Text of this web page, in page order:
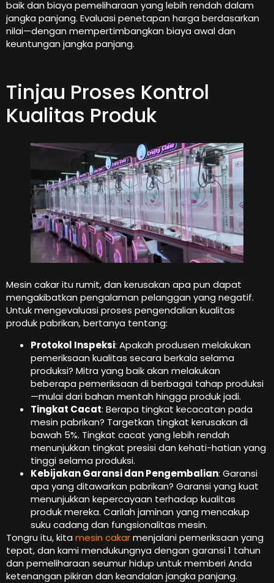
baik dan biaya pemeliharaan yang lebih rendah dalam
jangka panjang. Evaluasi penetapan harga berdasarkan
nilai—dengan mempertimbangkan biaya awal dan
keuntungan jangka panjang.
Tinjau Proses Kontrol
Kualitas Produk
Mesin cakar itu rumit, dan kerusakan apa pun dapat
mengakibatkan pengalaman pelanggan yang negatif.
Untuk mengevaluasi proses pengendalian kualitas
produk pabrikan, bertanya tentang:
Protokol Inspeksi: Apakah produsen melakukan
pemeriksaan kualitas secara berkala selama
produksi? Mitra yang baik akan melakukan
beberapa pemeriksaan di berbagai tahap produksi
—mulai dari bahan mentah hingga produk jadi.
Tingkat Cacat: Berapa tingkat kecacatan pada
mesin pabrikan? Targetkan tingkat kerusakan di
bawah 5%. Tingkat cacat yang lebih rendah
menunjukkan tingkat presisi dan kehati-hatian yang
tinggi selama produksi.
Kebijakan Garansi dan Pengembalian: Garansi
apa yang ditawarkan pabrikan? Garansi yang kuat
menunjukkan kepercayaan terhadap kualitas
produk mereka. Carilah jaminan yang mencakup
suku cadang dan fungsionalitas mesin.
Tongru itu, kita mesin cakarmenjalani pemeriksaan yang
tepat, dan kami mendukungnya dengan garansi 1 tahun
dan pemeliharaan seumur hidup untuk memberi Anda
ketenangan pikiran dan keandalan jangka panjang.